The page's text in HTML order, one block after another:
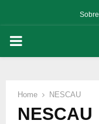
Sobre
PRIMARY
Home NESCAU
NESCAU